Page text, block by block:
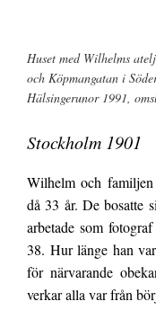
Huset med Wilhelms
och Köpmangatan i
Hälsingerunor 1991,
Stockholm 1901
Wilhelm och
då 33 år. De bosatte
arbetade som
38. Hur länge han
för närvarande
verkar alla var från